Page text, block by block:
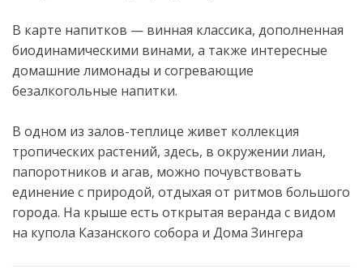
В карте напитков — винная классика, дополненная
биодинамическими винами, а также интересные
домашние лимонады и согревающие
безалкогольные напитки.
В одном из залов-теплице живет коллекция
тропических растений, здесь, в окружении лиан,
папоротников и агав, можно почувствовать
единение с природой, отдыхая от ритмов большого
города. На крыше есть открытая веранда с видом
на купола Казанского собора и Дома Зингера